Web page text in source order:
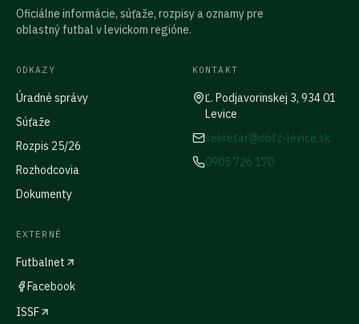
Oficiálne informácie, súťaže, rozpisy a oznamy pre
oblastný futbal v levickom regióne.
ODKAZY
Úradné správy
Súťaže
Rozpis 25/26
Rozhodcovia
Dokumenty
KONTAKT
Ľ. Podjavorinskej 3, 934 01
Levice
sekretar@obfz-levice.sk
0905 726 170
EXTERNÉ
Futbalnet
Facebook
ISSF